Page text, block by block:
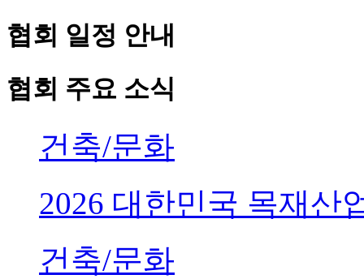
협회 일정 안내
협회 주요 소식
건축/문화
2026 대한민국 목재산
건축/문화